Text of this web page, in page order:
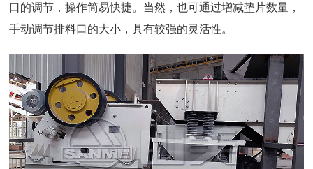
口的调节，操作简易快捷。当然，也可通过增减垫片数量，
手动调节排料口的大小，具有较强的灵活性。